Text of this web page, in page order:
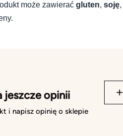
może zawierać gluten, soję,
jeszcze opinii
i napisz opinię o sklepie